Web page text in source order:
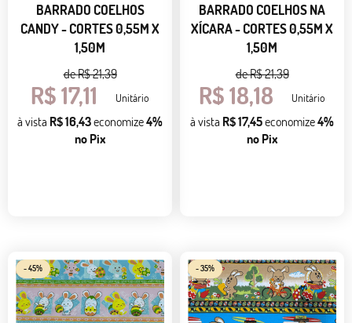
BARRADO COELHOS
CANDY - CORTES 0,55M X
1,50M
deR$ 21,39
R$ 17,11 Unitário
à vista R$ 16,43economize4%
no Pix
BARRADO COELHOS NA
XÍCARA - CORTES 0,55M X
1,50M
deR$ 21,39
R$ 18,18 Unitário
à vista R$ 17,45economize4%
no Pix
- 45% - 35%